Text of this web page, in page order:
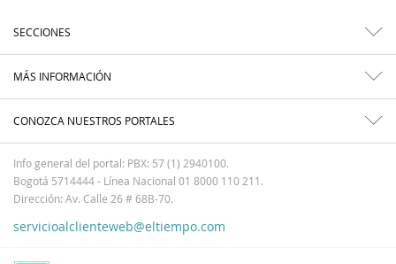
SECCIONES
MÁS INFORMACIÓN
CONOZCA NUESTROS PORTALES
Info general del portal: PBX: 57 (1) 2940100.
Bogotá 5714444 - Línea Nacional 01 8000 110 211.
Dirección: Av. Calle 26 # 68B-70.
servicioalclienteweb@eltiempo.com